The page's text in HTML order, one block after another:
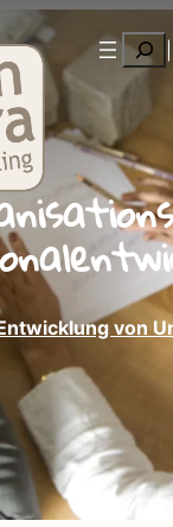
Suchen
von